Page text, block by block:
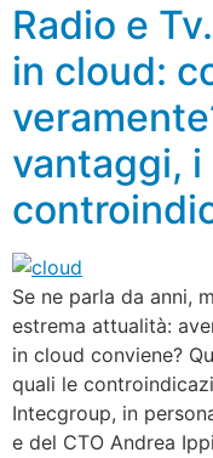
Radio e
in cloud:
vantaggi,
Se ne parla da anni,
estrema attualità:
in cloud conviene?
quali le
Intecgroup, in
e del CTO Andrea